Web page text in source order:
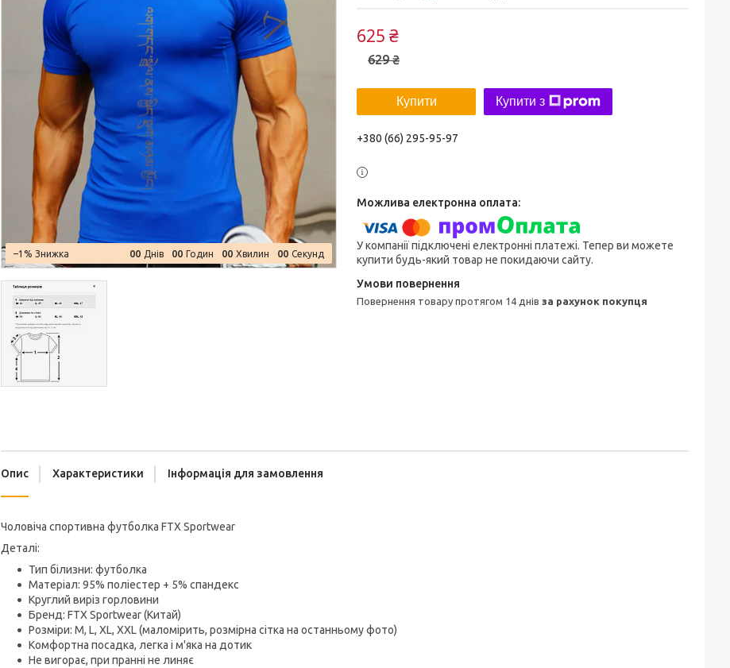
629 ₴
625 ₴
Купити Купити з
+380 (66) 295-95-97
У компанії підключені електронні платежі. Тепер ви можете
купити будь-який товар не покидаючи сайту.
повернення товару протягом 14 днів за рахунок покупця
–1% 00 Днів 00 Годин 00 Хвилин 00 Секунд
Опис Характеристики Інформація для замовлення
Чоловіча спортивна футболка FTX Sportwear
Деталі:
Тип білизни: футболка
Матеріал: 95% поліестер + 5% спандекс
Круглий виріз горловини
Бренд: FTX Sportwear (Китай)
Розміри: М, L, XL, XXL (маломірить, розмірна сітка на останньому фото)
Комфортна посадка, легка і м'яка на дотик
Не вигорає, при пранні не линяє